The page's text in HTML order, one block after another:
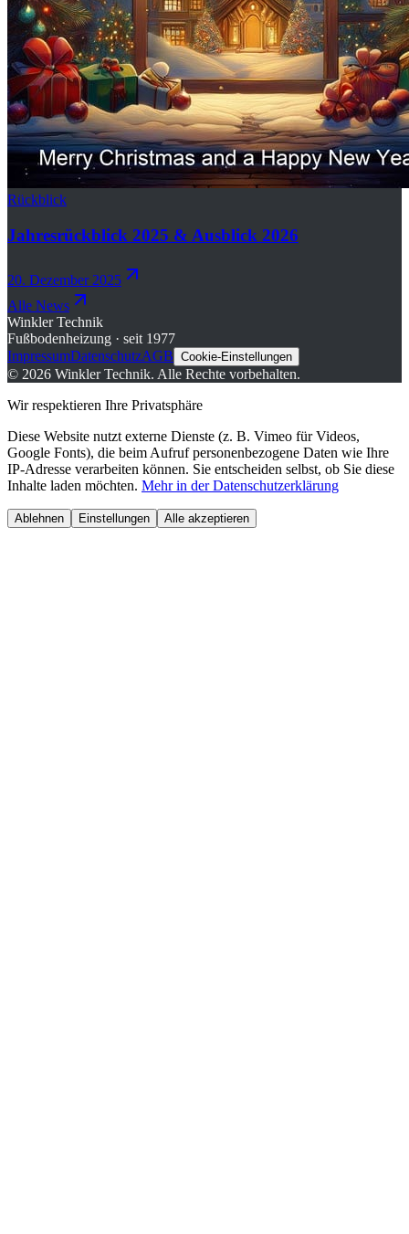
Rückblick
Jahresrückblick 2025 & Ausblick 2026
20. Dezember 2025
Alle News
Winkler Technik
Fußbodenheizung · seit 1977
ImpressumDatenschutzAGB Cookie-Einstellungen
© 2026 Winkler Technik. Alle Rechte vorbehalten.
Wir respektieren Ihre Privatsphäre
Diese Website nutzt externe Dienste (z. B. Vimeo für Videos,
Google Fonts), die beim Aufruf personenbezogene Daten wie Ihre
IP-Adresse verarbeiten können. Sie entscheiden selbst, ob Sie diese
Inhalte laden möchten. Mehr in der Datenschutzerklärung
Ablehnen Einstellungen Alle akzeptieren